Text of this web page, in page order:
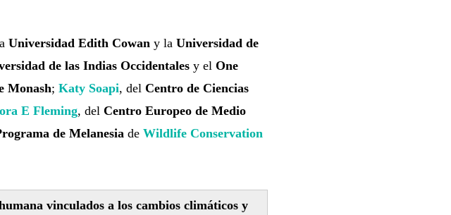
Universidad Edith Cowany la Universidad de
de las Indias Occidentales y el One
Monash; Katy Soapi, del Centro de Ciencias
E Fleming, del Centro Europeo de Medio
de Melanesiade Wildlife Conservation
vinculados a los cambios climáticos y